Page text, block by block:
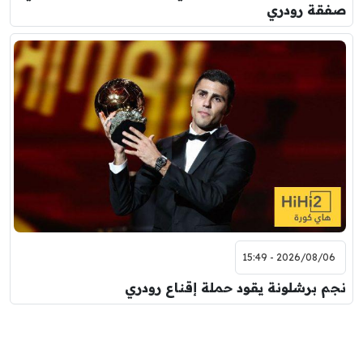
صفقة رودري
2026/08/06 - 15:49
نجم برشلونة يقود حملة إقناع رودري